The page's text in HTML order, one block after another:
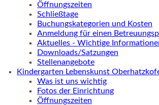
Öffnungszeiten
Schließtage
Buchungskategorien und Kosten
Anmeldung für einen
Aktuelles - Wichtige
Downloads/Satzungen
Stellenangebote
Kindergarten Lebenskunst
Was ist uns wichtig
Fotos der Einrichtung
Öffnungszeiten